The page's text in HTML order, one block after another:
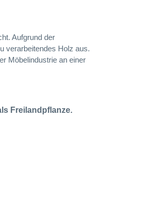
Aufgrund der
verarbeitendes Holz aus.
Möbelindustrie an einer
Freilandpflanze.